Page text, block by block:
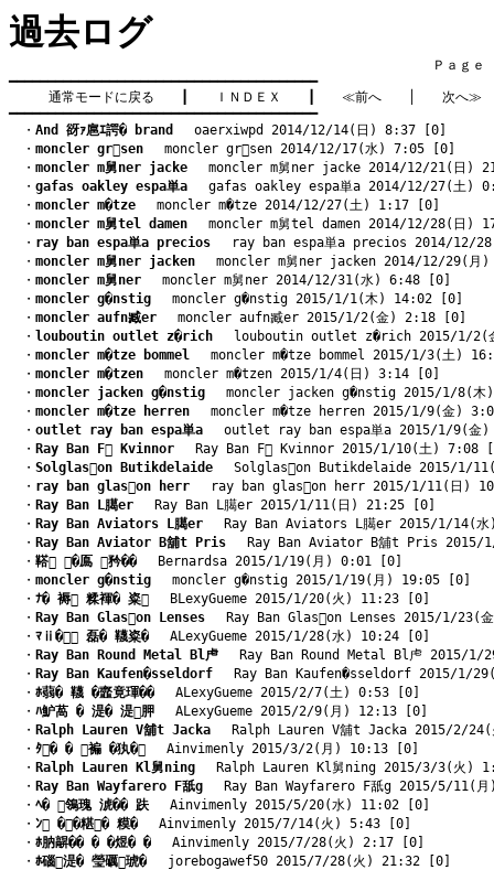
過去ログ
Ｐａｇｅ
━━━━━━━━━━━━━━━━━━━━━━━━━━━━━━━━━━━━━━━━
通常モードに戻る
ＩＮＤＥＸ ≪前へ
次へ≫
━━━━━━━━━━━━━━━━━━━━━━━━━━━━━━━━━━━━━━━━
・ And 谺ｧ扈ｴ諤� brand
oaerxiwpd 2014/12/14(日) 8:37 [0]
・ moncler grsen moncler grsen 2014/12/17(水) 7:05 [0]
・ moncler m舅ner jacke moncler m舅ner jacke 2014/12/21(日)
・ gafas oakley espa単a gafas oakley espa単a 2014/12/27(土)
・ moncler m�tze moncler m�tze 2014/12/27(土) 1:17 [0]
・ moncler m舅tel damen moncler m舅tel damen 2014/12/28(日)
・ ray ban espa単a precios ray ban espa単a precios 2014/12/
・ moncler m舅ner jacken moncler m舅ner jacken 2014/12/29(
・ moncler m舅ner moncler m舅ner 2014/12/31(水) 6:48 [0]
・ moncler g�nstig moncler g�nstig 2015/1/1(木) 14:02 [0]
・ moncler aufn臧er moncler aufn臧er 2015/1/2(金) 2:18 [0]
・ louboutin outlet z�rich louboutin outlet z�rich 2015/1/2(
・ moncler m�tze bommel moncler m�tze bommel 2015/1/3(土)
・ moncler m�tzen moncler m�tzen 2015/1/4(日) 3:14 [0]
・ moncler jacken g�nstig moncler jacken g�nstig 2015/1/8(
・ moncler m�tze herren moncler m�tze herren 2015/1/9(金)
・ outlet ray ban espa単a outlet ray ban espa単a 2015/1/9(金
・ Ray Ban F Kvinnor Ray Ban F Kvinnor 2015/1/10(土) 7:08
・ Solglason Butikdelaide Solglason Butikdelaide 2015/1/
・ ray ban glason herr ray ban glason herr 2015/1/11(日)
・ Ray Ban L臈er Ray Ban L臈er 2015/1/11(日) 21:25 [0]
・ Ray Ban Aviators L臈er Ray Ban Aviators L臈er 2015/1/14(
・ Ray Ban Aviator B舖t Pris Ray Ban Aviator B舖t Pris 2015/
・ 鞳 �鳫 矜�� Bernardsa 2015/1/19(月) 0:01 [0]
・ moncler g�nstig moncler g�nstig 2015/1/19(月) 19:05 [0]
・ ﾅ� 褥 糅褌� 粢 BLexyGueme 2015/1/20(火) 11:23 [0]
・ Ray Ban Glason Lenses Ray Ban Glason Lenses 2015/1/23(
・ ﾏⅱ� 磊� 韈粢� ALexyGueme 2015/1/28(水) 10:24 [0]
・ Ray Ban Round Metal Bl虍 Ray Ban Round Metal Bl虍 2015/
・ Ray Ban Kaufen�sseldorf Ray Ban Kaufen�sseldorf 2015/1/
・ ﾎ蒻� 韈 �韲竟琿�� ALexyGueme 2015/2/7(土) 0:53 [0]
・ ﾊ魲萵 � 湜� 湜胛 ALexyGueme 2015/2/9(月) 12:13 [0]
・ Ralph Lauren V舖t Jacka Ralph Lauren V舖t Jacka 2015/2/
・ ﾀ� � 褊 �犱� Ainvimenly 2015/3/2(月) 10:13 [0]
・ Ralph Lauren Kl舅ning Ralph Lauren Kl舅ning 2015/3/3(火)
・ Ray Ban Wayfarero F舐g Ray Ban Wayfarero F舐g 2015/5/11(
・ ﾍ� 鴒瑰 淲�� 趺 Ainvimenly 2015/5/20(水) 11:02 [0]
・ ﾝ ��糂� 糢� Ainvimenly 2015/7/14(火) 5:43 [0]
・ ﾎ肭髜�� � �煜� � Ainvimenly 2015/7/28(火) 2:17 [0]
・ ﾎ碯湜� 瑩礪琥� jorebogawef50 2015/7/28(火) 21:32 [0]